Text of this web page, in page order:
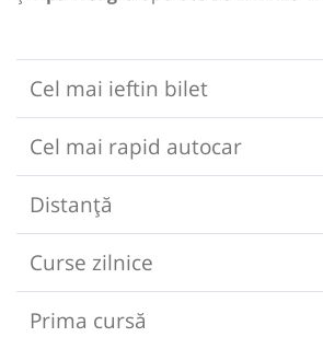
Cel mai ieftin bilet
Cel mai rapid autocar
Distanță
Curse zilnice
Prima cursă